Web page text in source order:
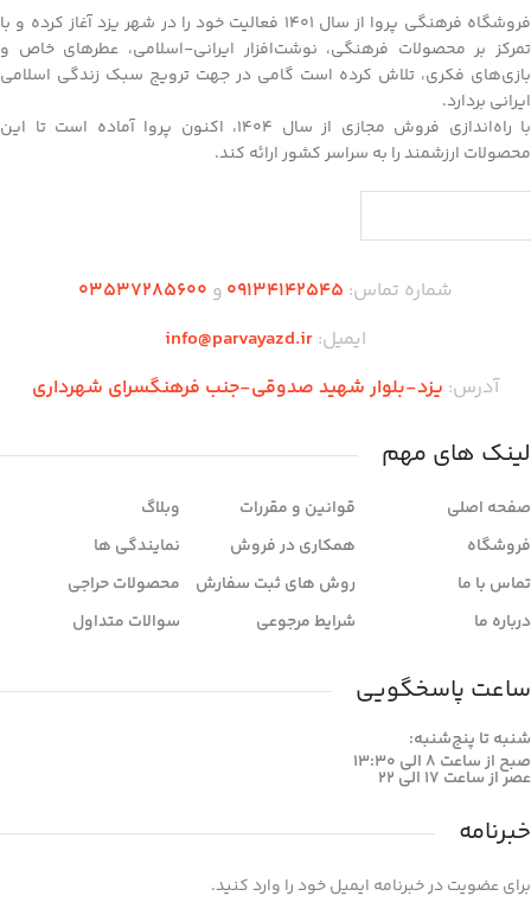
فروشگاه فرهنگی پروا از سال ۱۴۰۱ فعالیت خود را در شهر یزد آغاز کرده و با
تمرکز بر محصولات فرهنگی، نوشت‌افزار ایرانی-اسلامی، عطرهای خاص و
بازی‌های فکری، تلاش کرده است گامی در جهت ترویج سبک زندگی اسلامی
ایرانی بردارد.
با راه‌اندازی فروش مجازی از سال ۱۴۰۴، اکنون پروا آماده است تا این
محصولات ارزشمند را به سراسر کشور ارائه کند.
شماره تماس: 09134142545 و 03537285600
ایمیل: info@parvayazd.ir
آدرس: یزد-بلوار شهید صدوقی-جنب فرهنگسرای شهرداری
لینک های مهم
صفحه اصلی
فروشگاه
تماس با ما
درباره ما
قوانین و مقررات
همکاری در فروش
روش های ثبت سفارش
شرایط مرجوعی
وبلاگ
نمایندگی ها
محصولات حراجی
سوالات متداول
ساعت پاسخگویی
شنبه تا پنج‌شنبه:
صبح از ساعت 8 الی 13:30
عصر از ساعت 17 الی 22
خبرنامه
برای عضویت در خبرنامه ایمیل خود را وارد کنید.